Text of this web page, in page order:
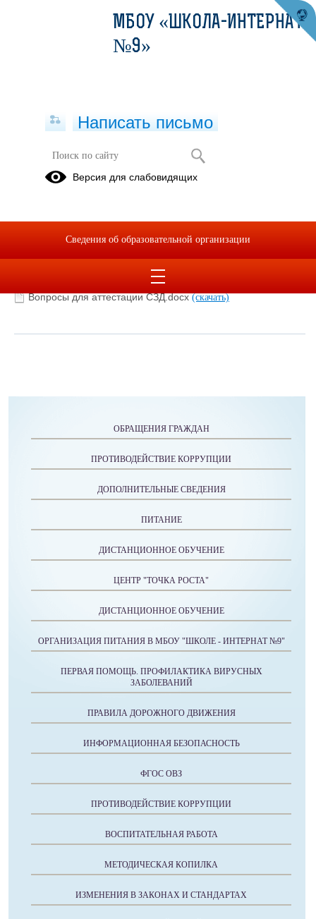
Аттестация педагогических
работников
Вопросы для аттестации педагогов
на СЗД
Вопросы для аттестации СЗД.docx(скачать)
ОБРАЩЕНИЯ ГРАЖДАН
ПРОТИВОДЕЙСТВИЕ КОРРУПЦИИ
ДОПОЛНИТЕЛЬНЫЕ СВЕДЕНИЯ
ПИТАНИЕ
ДИСТАНЦИОННОЕ ОБУЧЕНИЕ
ЦЕНТР "ТОЧКА РОСТА"
ДИСТАНЦИОННОЕ ОБУЧЕНИЕ
ОРГАНИЗАЦИЯ ПИТАНИЯ В МБОУ "ШКОЛЕ - ИНТЕРНАТ №9"
ПЕРВАЯ ПОМОЩЬ. ПРОФИЛАКТИКА ВИРУСНЫХ
ЗАБОЛЕВАНИЙ
ПРАВИЛА ДОРОЖНОГО ДВИЖЕНИЯ
ИНФОРМАЦИОННАЯ БЕЗОПАСНОСТЬ
ФГОС ОВЗ
ПРОТИВОДЕЙСТВИЕ КОРРУПЦИИ
ВОСПИТАТЕЛЬНАЯ РАБОТА
МЕТОДИЧЕСКАЯ КОПИЛКА
ИЗМЕНЕНИЯ В ЗАКОНАХ И СТАНДАРТАХ
МБОУ «ШКОЛА-ИНТЕРНАТ
№9»
Написать письмо
Версия для слабовидящих
Сведения об образовательной организации